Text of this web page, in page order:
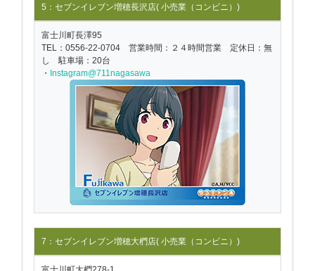
5：セブンイレブン増穂長沢店( 小売業（コンビニ）)
富士川町長澤95
TEL：0556-22-0704 営業時間：２４時間営業 定休日：無
し 駐車場：20台
・ Instagram@711nagasawa
7：セブンイレブン増穂大椚店( 小売業（コンビニ）)